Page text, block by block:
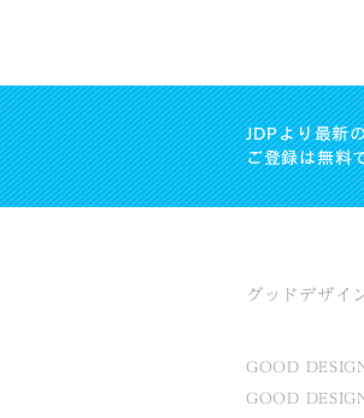
JDPより最新
ご登録は無料
グッドデザイ
GOOD
GOOD